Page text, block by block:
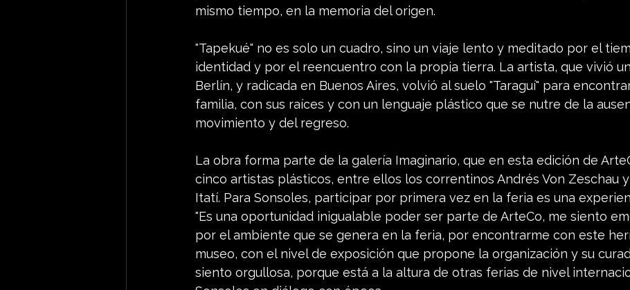
mismo tiempo, en la memoria del origen.
"Tapekué" no es solo un cuadro, sino un viaje lento y meditado por el
identidad y por el reencuentro con la propia tierra. La artista, que vivió
Berlín, y radicada en Buenos Aires, volvió al suelo "Taraguí" para
familia, con sus raíces y con un lenguaje plástico que se nutre de la
movimiento y del regreso.
La obra forma parte de la galería Imaginario, que en esta edición de
cinco artistas plásticos, entre ellos los correntinos Andrés Von Zeschau
Itatí. Para Sonsoles, participar por primera vez en la feria es una
"Es una oportunidad inigualable poder ser parte de ArteCo, me siento
por el ambiente que se genera en la feria, por encontrarme con este
museo, con el nivel de exposición que propone la organización y su
siento orgullosa, porque está a la altura de otras ferias de nivel